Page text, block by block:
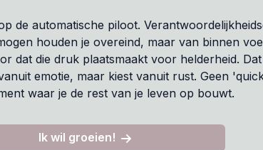
de automatische piloot.
houden je overeind, maar van binnen
dat die druk plaatsmaakt voor helderheid.
emotie, maar kiest vanuit rust. Geen
waar je de rest van je leven op bouwt.
Ik wil groeien!